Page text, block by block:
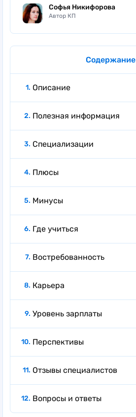
Софья Никифорова
Автор КП
Содержание
Описание
Полезная информация
Специализации
Плюсы
Минусы
Где учиться
Востребованность
Карьера
Уровень зарплаты
Перспективы
Отзывы специалистов
Вопросы и ответы